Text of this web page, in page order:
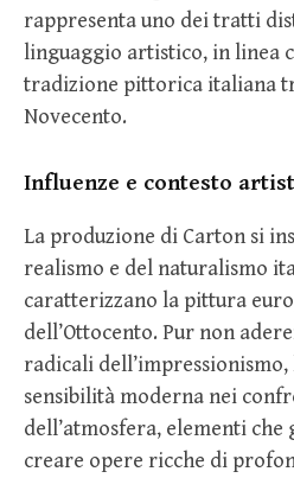
rappresenta uno dei tratti
linguaggio artistico, in linea
tradizione pittorica italiana
Novecento.
Influenze e contesto
La produzione di Carton si
realismo e del naturalismo
caratterizzano la pittura
dell’Ottocento. Pur non
radicali
sensibilità moderna nei
dell’atmosfera, elementi
creare opere ricche di